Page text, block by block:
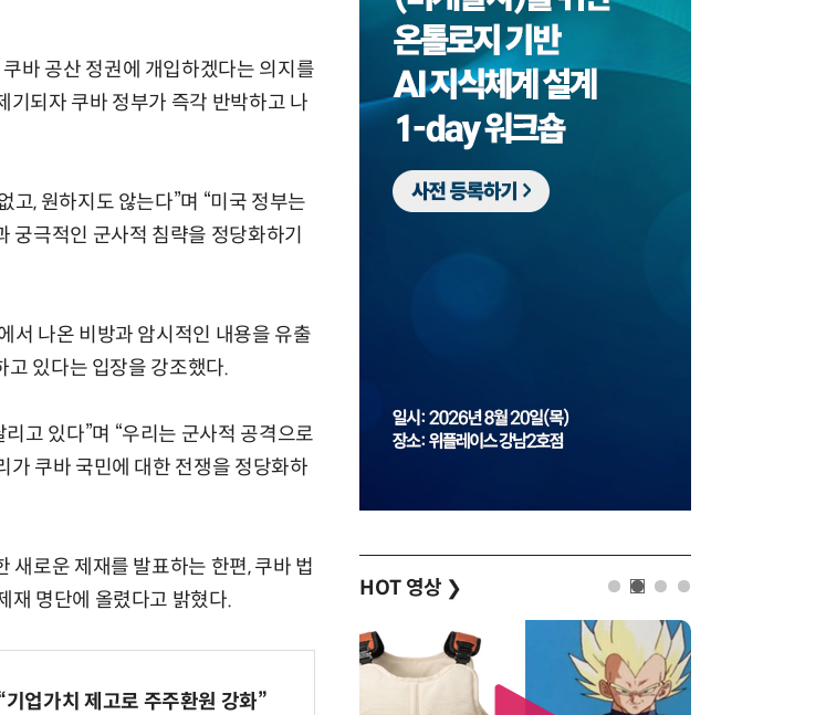
바 공산 정권에 개입하겠다는 의지를
기되자 쿠바 정부가 즉각 반박하고 나
고, 원하지도 않는다”며 “미국 정부는
궁극적인 군사적 침략을 정당화하기
서 나온 비방과 암시적인 내용을 유출
고 있다는 입장을 강조했다.
고 있다”며 “우리는 군사적 공격으로
가 쿠바 국민에 대한 전쟁을 정당화하
새로운 제재를 발표하는 한편, 쿠바 법
재 명단에 올렸다고 밝혔다.
업가치 제고로 주주환원 강화”
HOT 영상 ❯